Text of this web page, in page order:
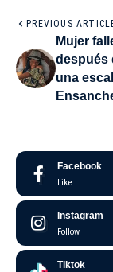
PREVIOUS
Mujer
después
una
Facebook
Like
Instagram
Follow
Tiktok